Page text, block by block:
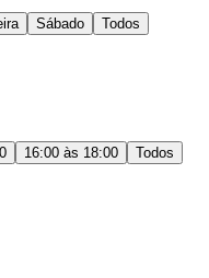
Sábado Todos
16:00 às 18:00
Todos